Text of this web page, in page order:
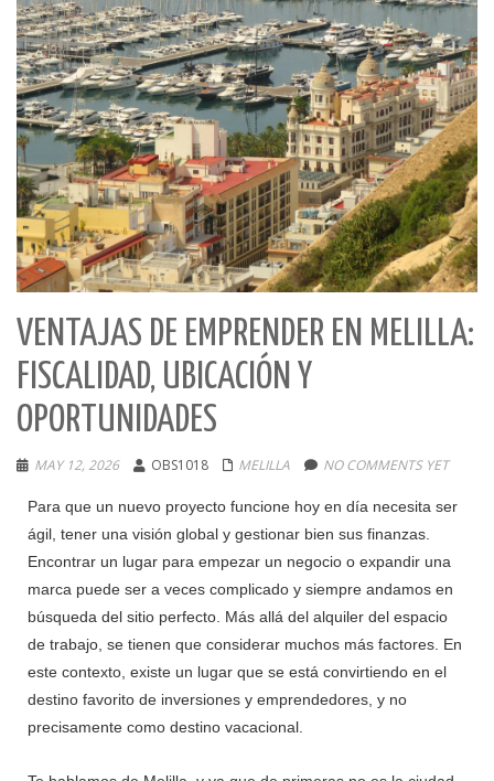
VENTAJAS DE EMPRENDER EN MELILLA:
FISCALIDAD, UBICACIÓN Y
OPORTUNIDADES
MAY 12, 2026 OBS1018 MELILLA NO COMMENTS YET
Para que un nuevo proyecto funcione hoy en día necesita ser
ágil, tener una visión global y gestionar bien sus finanzas.
Encontrar un lugar para empezar un negocio o expandir una
marca puede ser a veces complicado y siempre andamos en
búsqueda del sitio perfecto. Más allá del alquiler del espacio
de trabajo, se tienen que considerar muchos más factores. En
este contexto, existe un lugar que se está convirtiendo en el
destino favorito de inversiones y emprendedores, y no
precisamente como destino vacacional.